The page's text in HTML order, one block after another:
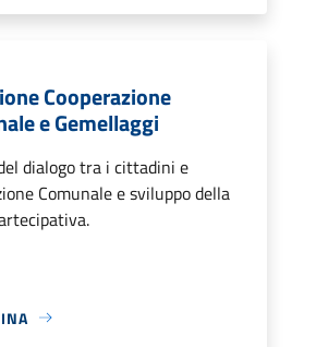
Cooperazione
e Gemellaggi
dialogo tra i cittadini e
Comunale e sviluppo della